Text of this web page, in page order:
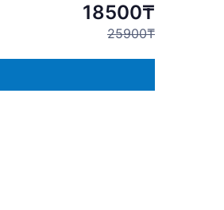
18500₸
25900₸